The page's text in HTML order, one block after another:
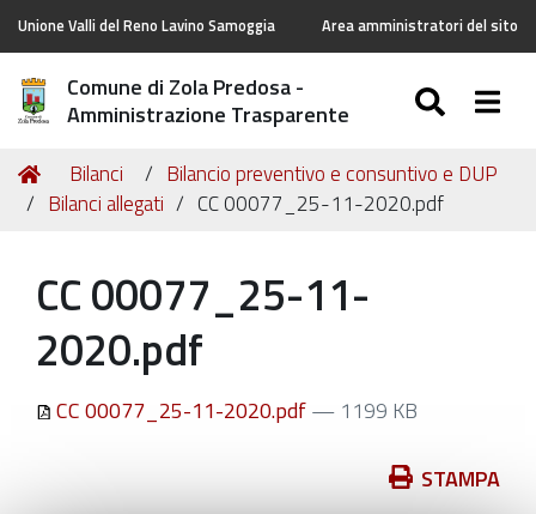
Unione Valli del Reno Lavino Samoggia Area amministratori del sito
Comune di Zola Predosa -
Amministrazione Trasparente
Tu
sei
Home
Bilanci
Bilancio preventivo e consuntivo e DUP
Bilanci allegati
CC 00077_25-11-2020.pdf
CC 00077_25-11-
2020.pdf
CC 00077_25-11-2020.pdf— 1199 KB
STAMPA